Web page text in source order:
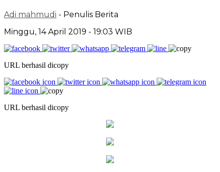
Adi mahmudi - Penulis Berita
Minggu, 14 April 2019 - 19:03 WIB
URL berhasil dicopy
URL berhasil dicopy